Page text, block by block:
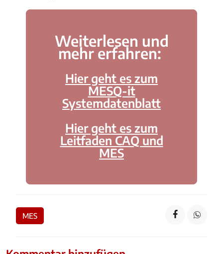
Weiterlesen und
mehr erfahren:
Hier geht es zum
MESQ-it
Systemdatenblatt
Hier geht es zum
Leitfaden CAQ und
MES
MES